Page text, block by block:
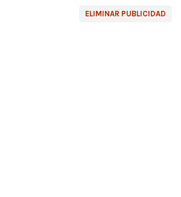
ELIMINAR PUBLICIDAD